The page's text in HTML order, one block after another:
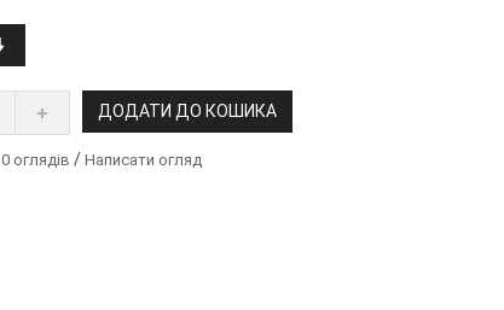
ДОДАТИ ДО КОШИКА
0 оглядів /Написати огляд